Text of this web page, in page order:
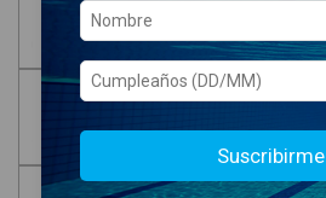
Suscribirme